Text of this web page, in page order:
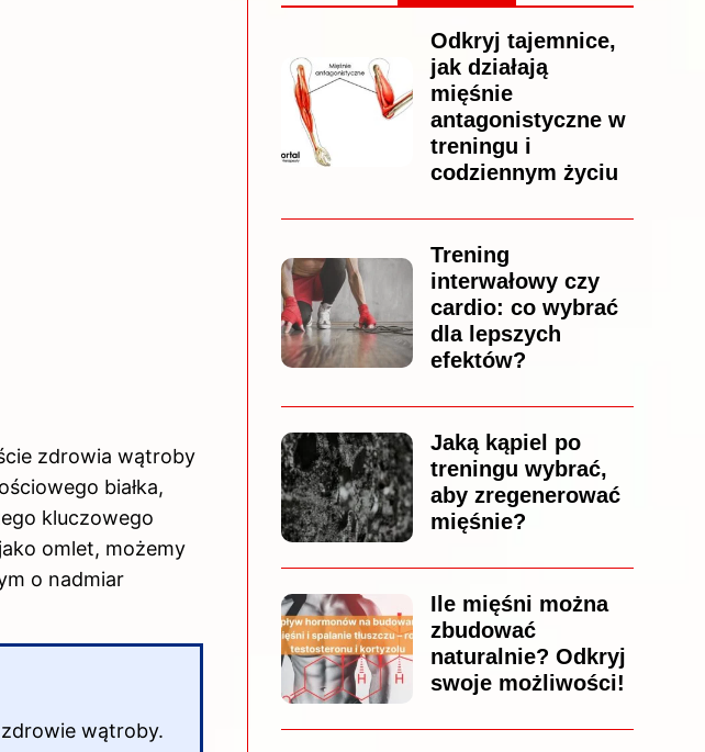
zdrowia wątroby
białka,
kluczowego
omlet, możemy
o nadmiar
zdrowie wątroby.
Odkryj tajemnice,
jak działają
mięśnie
antagonistyczne w
treningu i
codziennym życiu
Trening
interwałowy czy
cardio: co wybrać
dla lepszych
efektów?
Jaką kąpiel po
treningu wybrać,
aby zregenerować
mięśnie?
Ile mięśni można
zbudować
naturalnie? Odkryj
swoje możliwości!